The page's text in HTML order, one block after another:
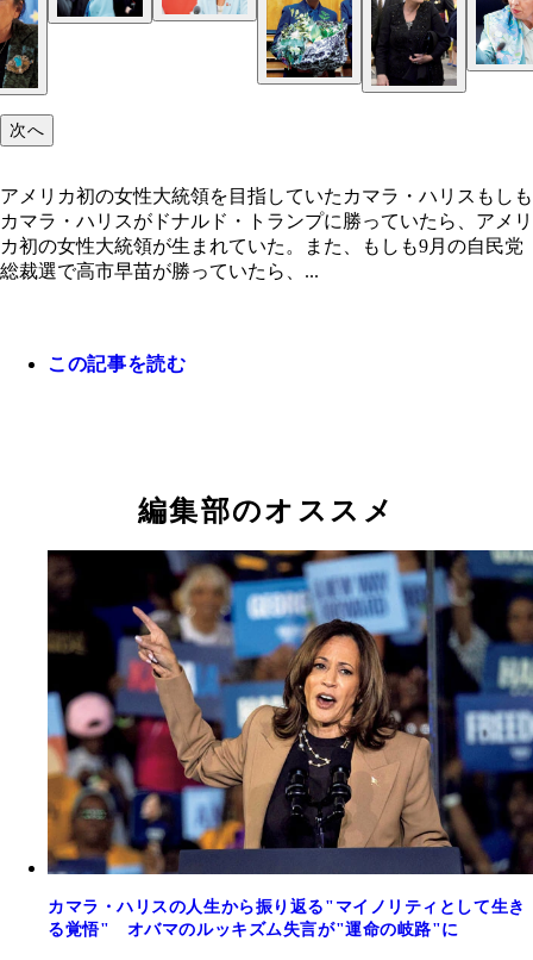
次へ
アメリカ初の女性大統領を目指していたカマラ・ハリスもしも
カマラ・ハリスがドナルド・トランプに勝っていたら、アメリ
カ初の女性大統領が生まれていた。また、もしも9月の自民党
総裁選で高市早苗が勝っていたら、...
この記事を読む
編集部のオススメ
カマラ・ハリスの人生から振り返る"マイノリティとして生き
る覚悟" オバマのルッキズム失言が"運命の岐路"に